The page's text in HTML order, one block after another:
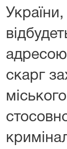
адресою
скарг